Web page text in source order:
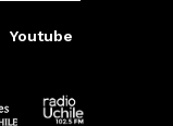
Youtube